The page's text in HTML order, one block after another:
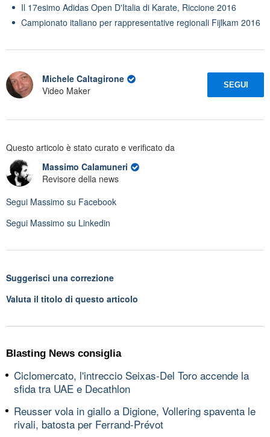
Il 17esimo Adidas Open D'Italia di Karate, Riccione 2016
Campionato italiano per rappresentative regionali Fijlkam 2016
Michele Caltagirone
Video Maker
SEGUI
Questo articolo è stato curato e verificato da
Massimo Calamuneri
Revisore della news
Segui Massimo su Facebook
Segui Massimo su Linkedin
Suggerisci una correzione
Valuta il titolo di questo articolo
Blasting News consiglia
Ciclomercato, l'intreccio Seixas-Del Toro accende la
sfida tra UAE e Decathlon
Reusser vola in giallo a Digione, Vollering spaventa le
rivali, batosta per Ferrand-Prévot